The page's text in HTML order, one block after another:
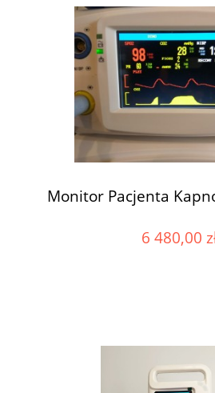
Monitor Pacjenta
6 480,00